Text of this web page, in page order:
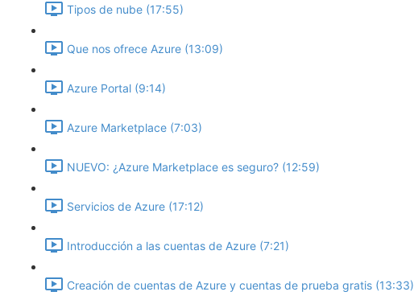
Tipos de nube (17:55)
Que nos ofrece Azure (13:09)
Azure Portal (9:14)
Azure Marketplace (7:03)
NUEVO: ¿Azure Marketplace es seguro? (12:59)
Servicios de Azure (17:12)
Introducción a las cuentas de Azure (7:21)
Creación de cuentas de Azure y cuentas de prueba gratis (13:33)